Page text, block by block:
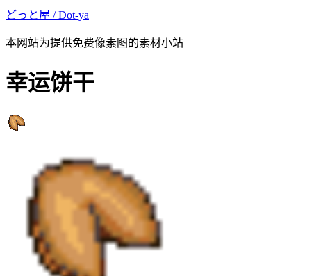
どっと屋 / Dot-ya
本网站为提供免费像素图的素材小站
幸运饼干